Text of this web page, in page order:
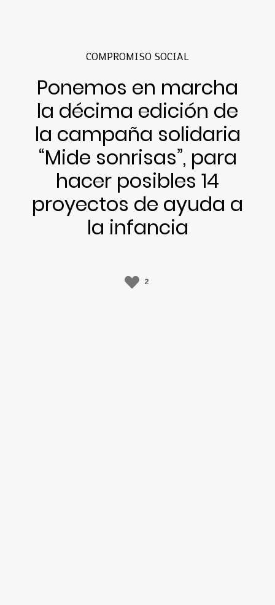
COMPROMISO SOCIAL
Ponemos en marcha
la décima edición de
la campaña solidaria
“Mide sonrisas”, para
hacer posibles 14
proyectos de ayuda a
la infancia
2